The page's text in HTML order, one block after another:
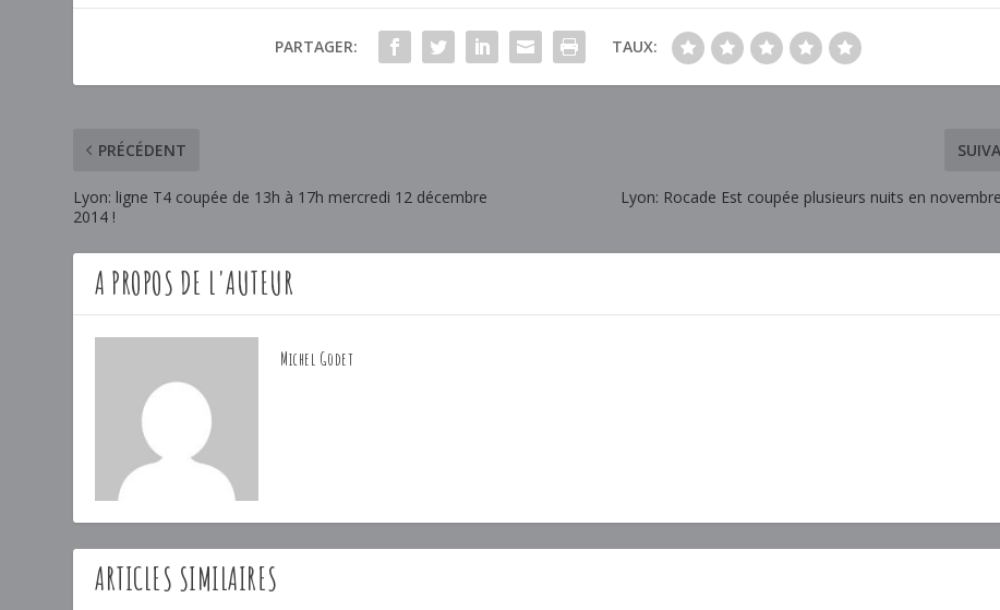
PARTAGER: TAUX:
PRÉCÉDENT
Lyon: ligne T4 coupée de 13h à 17h mercredi 12 décembre
2014 !
Lyon: Rocade Est coupée plusieurs nuits en
A PROPOS DE L'AUTEUR
Michel Godet
ARTICLES SIMILAIRES